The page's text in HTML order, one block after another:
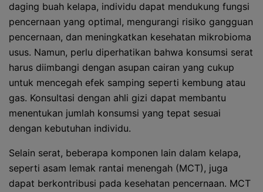
daging buah kelapa, individu dapat mendukung fungsi
pencernaan yang optimal, mengurangi risiko gangguan
pencernaan, dan meningkatkan kesehatan mikrobioma
usus. Namun, perlu diperhatikan bahwa konsumsi serat
harus diimbangi dengan asupan cairan yang cukup
untuk mencegah efek samping seperti kembung atau
gas. Konsultasi dengan ahli gizi dapat membantu
menentukan jumlah konsumsi yang tepat sesuai
dengan kebutuhan individu.
Selain serat, beberapa komponen lain dalam kelapa,
seperti asam lemak rantai menengah (MCT), juga
dapat berkontribusi pada kesehatan pencernaan. MCT